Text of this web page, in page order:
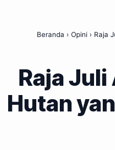
Beranda › Opini› Raja
Raja
Hutan